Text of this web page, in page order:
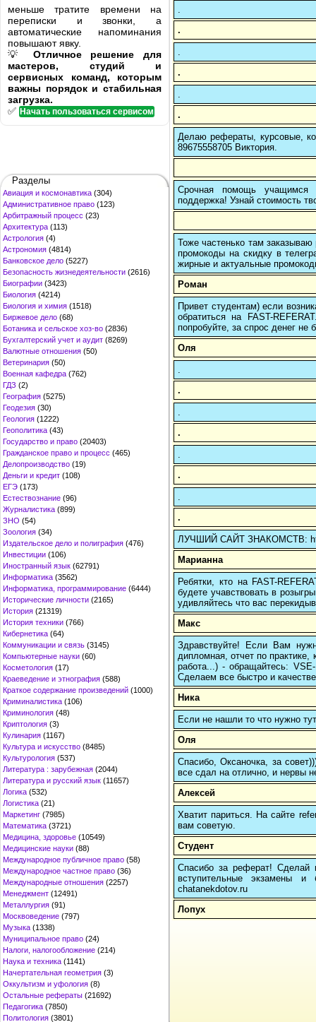
меньше тратите времени на
переписки и звонки, а
автоматические напоминания
повышают явку.
💡 Отличное решение для
мастеров, студий и
сервисных команд, которым
важны порядок и стабильная
загрузка.
✅ Начать пользоваться сервисом
Разделы
Авиация и космонавтика (304)
Административное право (123)
Арбитражный процесс (23)
Архитектура (113)
Астрология (4)
Астрономия (4814)
Банковское дело (5227)
Безопасность жизнедеятельности (2616)
Биографии (3423)
Биология (4214)
Биология и химия (1518)
Биржевое дело (68)
Ботаника и сельское хоз-во (2836)
Бухгалтерский учет и аудит (8269)
Валютные отношения (50)
Ветеринария (50)
Военная кафедра (762)
ГДЗ (2)
География (5275)
Геодезия (30)
Геология (1222)
Геополитика (43)
Государство и право (20403)
Гражданское право и процесс (465)
Делопроизводство (19)
Деньги и кредит (108)
ЕГЭ (173)
Естествознание (96)
Журналистика (899)
ЗНО (54)
Зоология (34)
Издательское дело и полиграфия (476)
Инвестиции (106)
Иностранный язык (62791)
Информатика (3562)
Информатика, программирование (6444)
Исторические личности (2165)
История (21319)
История техники (766)
Кибернетика (64)
Коммуникации и связь (3145)
Компьютерные науки (60)
Косметология (17)
Краеведение и этнография (588)
Краткое содержание произведений (1000)
Криминалистика (106)
Криминология (48)
Криптология (3)
Кулинария (1167)
Культура и искусство (8485)
Культурология (537)
Литература : зарубежная (2044)
Литература и русский язык (11657)
Логика (532)
Логистика (21)
Маркетинг (7985)
Математика (3721)
Медицина, здоровье (10549)
Медицинские науки (88)
Международное публичное право (58)
Международное частное право (36)
Международные отношения (2257)
Менеджмент (12491)
Металлургия (91)
Москвоведение (797)
Музыка (1338)
Муниципальное право (24)
Налоги, налогообложение (214)
Наука и техника (1141)
Начертательная геометрия (3)
Оккультизм и уфология (8)
Остальные рефераты (21692)
Педагогика (7850)
Политология (3801)
.
.
.
Делаю рефераты, курсовые,
89675558705 Виктория.
Срочная помощь учащимся в
поддержка! Узнай стоимость
Тоже частенько там
промокоды на скидку в
жирные и актуальные
Роман
Привет студентам) если
обратиться на FAST-
попробуйте, за спрос денег не
Оля
.
.
.
.
ЛУЧШИЙ САЙТ ЗНАКОМСТВ:
Марианна
Ребятки, кто на FAST-
будете учавствовать в
удивляйтесь что вас
Макс
Здравствуйте! Если Вам
дипломная, отчет по
работа...) - обращайтесь:
Сделаем все быстро и
Ника
Если не нашли то что нужно
Оля
Спасибо, Оксаночка, за
все сдал на отлично, и нервы
Алексей
Хватит париться. На сайте
вам советую.
Студент
Спасибо за реферат! Сделай
вступительные экзамены
chatanekdotov.ru
Лопух